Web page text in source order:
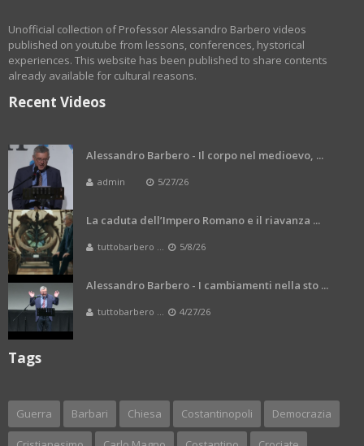
Unofficial collection of Professor Alessandro Barbero videos
published on youtube from lessons, conferences, hystorical
experiences. This website has been published to share contents
already available for cultural reasons.
Recent Videos
Alessandro Barbero - Il corpo nel medioevo, ...
admin 5/27/26
La caduta dell’Impero Romano e il riavanza ...
tuttobarbero ... 5/8/26
Alessandro Barbero - I cambiamenti nella sto ...
tuttobarbero ... 4/27/26
Tags
Guerra Barbari Chiesa Costantinopoli Democrazia